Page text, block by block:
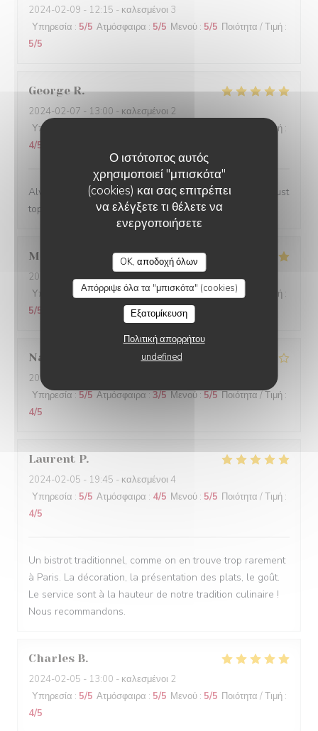
Ο ιστότοπος αυτός
χρησιμοποιεί "μπισκότα"
(cookies) και σας επιτρέπει
να ελέγξετε τι θέλετε να
ενεργοποιήσετε
OK, αποδοχή όλων
Απόρριψε όλα τα "μπισκότα" (cookies)
Εξατομίκευση
Πολιτική απορρήτου
undefined
2024-02-09 - 12:15 - καλεσμένοι 3
Υπηρεσία : 5/5 Ατμόσφαιρα : 5/5 Μενού : 5/5 Ποιότητα / Τιμή :
5/5
George R
2024-02-07 - 13:00 - καλεσμένοι 2
Υπηρεσία
Ποιότητα / Τιμή :
4/5
Always a lovely place to lunch and the personnel are just
top notch.
Marwan
2024-02-06- 20:00 - καλεσμένοι 4
Υπηρεσία : 5/5 Ατμόσφαιρα: 5/5 Μενού :5/5 Ποιότητα / Τιμή :
5/5
Nathalie
2024-02-06
Υπηρεσία : 5/5 Ατμόσφαιρα : 3/5 Μενού : 5/5 Ποιότητα / Τιμή :
4/5
Laurent P
2024-02-05 - 19:45 - καλεσμένοι 4
Υπηρεσία : 5/5 Ατμόσφαιρα : 4/5 Μενού : 5/5 Ποιότητα / Τιμή :
4/5
Un bistrot traditionnel, comme on en trouve trop rarement
à Paris. La décoration, la présentation des plats, le goût.
Le service sont à la hauteur de notre tradition culinaire !
Nous recommandons.
Charles B
2024-02-05 - 13:00 - καλεσμένοι 2
Υπηρεσία : 5/5 Ατμόσφαιρα : 5/5 Μενού : 5/5 Ποιότητα / Τιμή :
4/5